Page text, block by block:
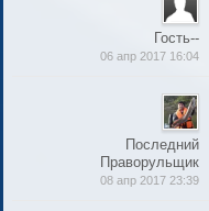
Гость--
06 апр 2017 16:04
Последний
Праворульщик
08 апр 2017 23:39